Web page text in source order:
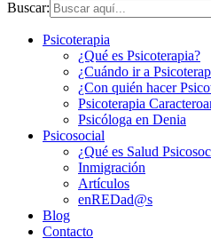
Buscar:
Psicoterapia
¿Qué es Psicoterapia?
¿Cuándo ir a
¿Con quién hacer
Psicoterapia
Psicóloga en Denia
Psicosocial
¿Qué es Salud
Inmigración
Artículos
enREDad@s
Blog
Contacto